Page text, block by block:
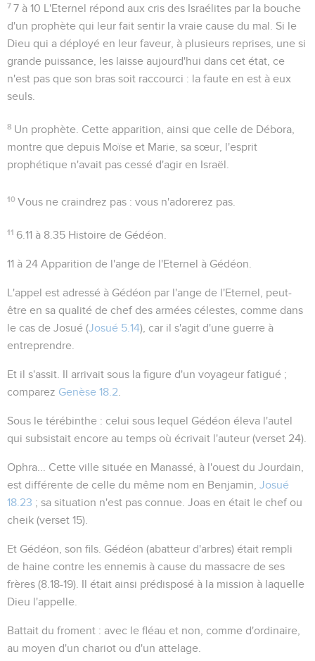
7 7 à 10 L'Eternel répond aux cris des Israélites par la bouche
d'un prophète qui leur fait sentir la vraie cause du mal. Si le
Dieu qui a déployé en leur faveur, à plusieurs reprises, une si
grande puissance, les laisse aujourd'hui dans cet état, ce
n'est pas que son bras soit raccourci : la faute en est à eux
seuls.
8 Un prophète . Cette apparition, ainsi que celle de Débora,
montre que depuis Moïse et Marie, sa sœur, l'esprit
prophétique n'avait pas cessé d'agir en Israël.
10 Vous ne craindrez pas : vous n'adorerez pas.
11 6.11 à 8.35 Histoire de Gédéon.
11 à 24 Apparition de l'ange de l'Eternel à Gédéon.
L'appel est adressé à Gédéon par l'ange de l'Eternel, peut-
être en sa qualité de chef des armées célestes, comme dans
le cas de Josué (Josué 5.14), car il s'agit d'une guerre à
entreprendre.
Et il s'assit . Il arrivait sous la figure d'un voyageur fatigué ;
comparez Genèse 18.2
Sous le térébinthe : celui sous lequel Gédéon éleva l'autel
qui subsistait encore au temps où écrivait l'auteur (verset 24).
Ophra...
Cette ville située en Manassé, à l'ouest du Jourdain,
est différente de celle du même nom en Benjamin, Josué
18.23 ; sa situation n'est pas connue. Joas en était le chef ou
cheik (verset 15).
Et Gédéon, son fils . Gédéon (abatteur d'arbres) était rempli
de haine contre les ennemis à cause du massacre de ses
frères (8.18-19). Il était ainsi prédisposé à la mission à laquelle
Dieu l'appelle.
Battait du froment : avec le fléau et non, comme d'ordinaire,
au moyen d'un chariot ou d'un attelage.